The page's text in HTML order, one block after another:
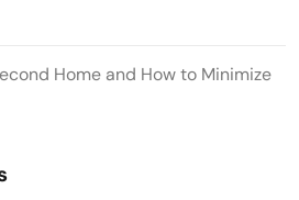
Home and How to Minimize